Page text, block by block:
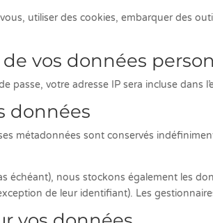
utiliser des cookies, embarquer des
vos données
votre adresse IP sera incluse dans
données
métadonnées sont conservés
échéant), nous stockons également les
de leur identifiant). Les